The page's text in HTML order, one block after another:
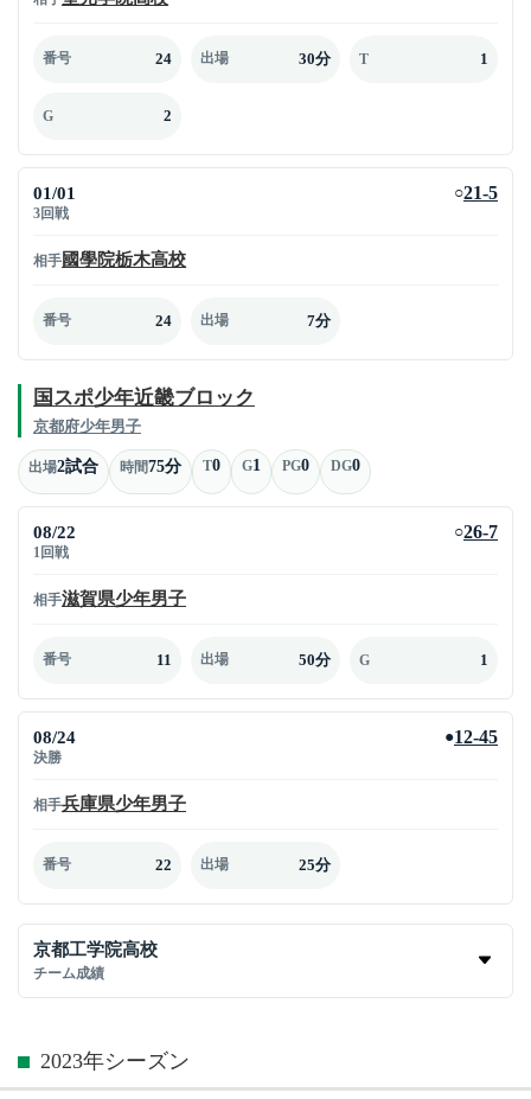
番号 24 出場 30分 T 1
G 2
01/01
3回戦
○21-5
相手國學院栃木高校
番号 24 出場 7分
国スポ少年近畿ブロック
京都府少年男子
出場2試合 時間75分 T0 G1 PG0 DG0
08/22
1回戦
○26-7
相手滋賀県少年男子
番号 11 出場 50分 G 1
08/24
決勝
●12-45
相手兵庫県少年男子
番号 22 出場 25分
京都工学院高校
チーム成績
2023年シーズン